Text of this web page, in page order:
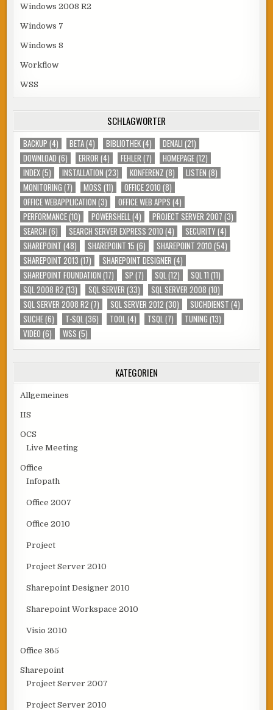
Windows 2008 R2
Windows 7
Windows 8
Workflow
WSS
SCHLAGWÖRTER
BACKUP (4) BETA(4) BIBLIOTHEK(4) DENALI (21)
DOWNLOAD (6) ERROR (4) FEHLER (7) HOMEPAGE(12)
INDEX(5) INSTALLATION (23) KONFERENZ (8) LISTEN (8)
MONITORING (7) MOSS (11) OFFICE 2010 (8)
OFFICE WEBAPPLICATION (3) OFFICE WEB APPS (4)
PERFORMANCE(10) POWERSHELL (4) PROJECT SERVER 2007 (3)
SEARCH (6) SEARCH SERVER EXPRESS 2010 (4) SECURITY(4)
SHAREPOINT (48) SHAREPOINT 15 (6) SHAREPOINT 2010 (54)
SHAREPOINT 2013 (17) SHAREPOINT DESIGNER (4)
SHAREPOINT FOUNDATION (17) SP (7) SQL (12) SQL 11 (11)
SQL 2008 R2 (13) SQL SERVER (33) SQL SERVER 2008 (10)
SQL SERVER 2008 R2 (7) SQL SERVER 2012 (30) SUCHDIENST (4)
SUCHE(6) T-SQL (36) TOOL (4) TSQL (7) TUNING (13)
VIDEO (6) WSS (5)
KATEGORIEN
Allgemeines
IIS
OCS
Live Meeting
Office
Infopath
Office 2007
Office 2010
Project
Project Server 2010
Sharepoint Designer 2010
Sharepoint Workspace 2010
Visio 2010
Office 365
Sharepoint
Project Server 2007
Project Server 2010